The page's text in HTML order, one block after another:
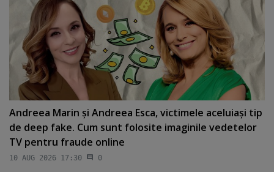
Andreea Marin şi Andreea Esca, victimele aceluiaşi tip
de deep fake. Cum sunt folosite imaginile vedetelor
TV pentru fraude online
10 AUG 2026 17:30 0